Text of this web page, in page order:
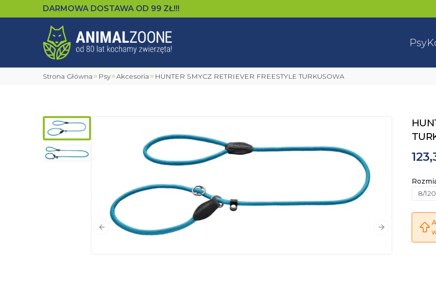
DARMOWA DOSTAWA OD 99 ZŁ!!!
Psy
Strona Główna Psy Akcesoria HUNTER SMYCZ RETRIEVER FREESTYLE TURKUSOWA
Poprzedni slajd Następny slajd
8/120